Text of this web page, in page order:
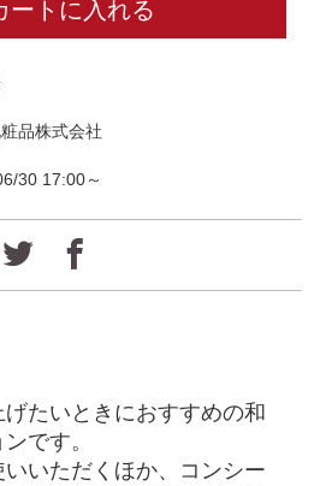
ートに入れる
品株式会社
30 17:00～
たいときにおすすめの和
です。
いただくほか、コンシー